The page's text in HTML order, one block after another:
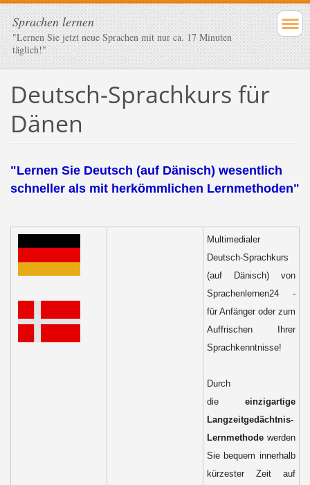
Sprachen lernen
"Lernen Sie jetzt neue Sprachen mit nur ca. 17 Minuten
täglich!"
Deutsch-Sprachkurs für
Dänen
"Lernen Sie Deutsch (auf Dänisch) wesentlich
schneller als mit herkömmlichen Lernmethoden"
Multimedialer
Deutsch-Sprachkurs
(auf Dänisch) von
Sprachenlernen24 -
für Anfänger oder zum
Auffrischen Ihrer
Sprachkenntnisse!
Durch
die einzigartige
Langzeitgedächtnis-
Lernmethodewerden
Sie bequem innerhalb
kürzester Zeit auf